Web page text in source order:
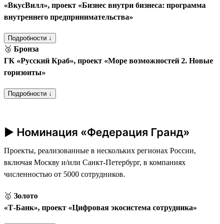
«ВкусВилл», проект «Бизнес внутри бизнеса: программа
внутреннего предпринимательства»
Подробности ↓
🥉 Бронза
ГК «Русский Краб», проект «Море возможностей 2. Новые
горизонты»
Подробности ↓
► Номинация «Федерация Гранд»
Проекты, реализованные в нескольких регионах России,
включая Москву и/или Санкт-Петербург, в компаниях
численностью от 5000 сотрудников.
🥇 Золото
«Т‑Банк», проект «Цифровая экосистема сотрудника»